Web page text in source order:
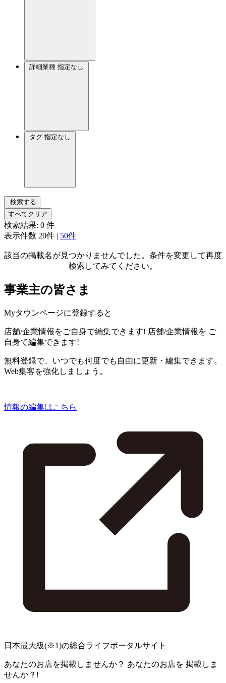
詳細業種 指定なし
タグ 指定なし
検索する
すべてクリア
検索結果: 0 件
表示件数 20件 | 50件
該当の掲載名が見つかりませんでした。条件を変更して再度
検索してみてください。
事業主の皆さま
Myタウンページに登録すると
店舗/企業情報をご自身で編集できます! 店舗/企業情報を ご
自身で編集できます!
無料登録で、いつでも何度でも自由に更新・編集できます。
Web集客を強化しましょう。
情報の編集はこちら
日本最大級(※1)の総合ライフポータルサイト
あなたのお店を掲載しませんか？ あなたのお店を 掲載しま
せんか？!